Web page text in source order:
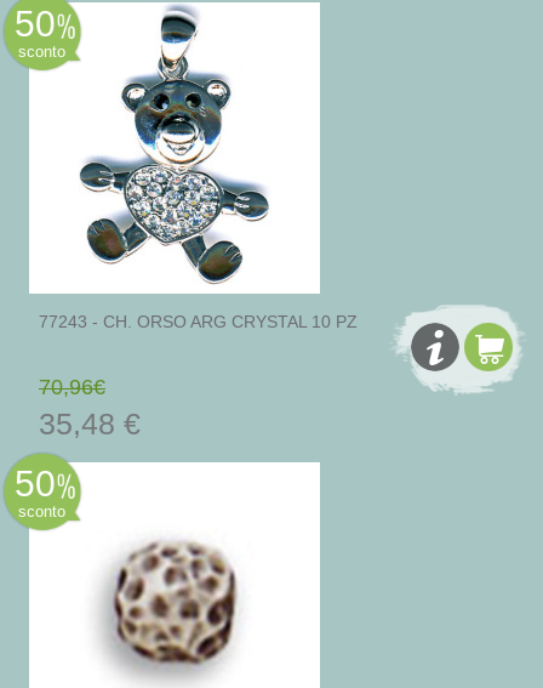
50
sconto
77243 - CH. ORSO ARG CRYSTAL 10 PZ
70,96€
35,48 €
50
sconto